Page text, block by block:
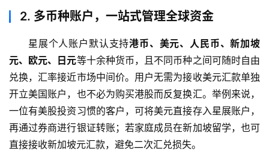
2. 多币种账户，一站式管理全球资金
星展个人账户默认支持港币、美元、人民币、新加坡
元、欧元、日元等十余种货币，且不同币种之间可随时自由
兑换，汇率接近市场中间价。用户无需为接收美元汇款单独
开立美国账户，也不必为购买港股而反复换汇。举例来说，
一位有美股投资习惯的客户，可将美元直接存入星展账户，
再通过券商进行银证转账；若家庭成员在新加坡留学，也可
直接接收新加坡元汇款，避免二次汇兑损失。